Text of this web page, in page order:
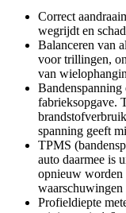
Correct
wegrijdt en
Balanceren van
voor trillingen,
van
Bandenspanning
fabrieksopgave.
spanning geeft
TPMS
auto daarmee is
opnieuw worden
waarschuwingen
Profieldiepte